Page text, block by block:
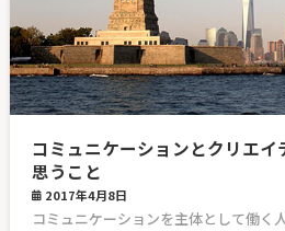
コミュニケーションとクリエイ
思うこと
2017年4月8日
コミュニケーションを主体として働く